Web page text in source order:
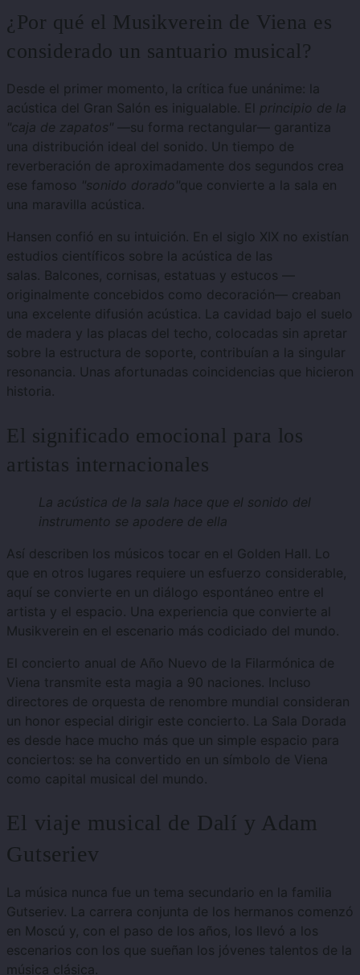
¿Por qué el Musikverein de Viena es
considerado un santuario musical?
Desde el primer momento, la crítica fue unánime: la
acústica del Gran Salón es inigualable. El principio de la
"caja de zapatos" —su forma rectangular— garantiza
una distribución ideal del sonido. Un tiempo de
reverberación de aproximadamente dos segundos crea
ese famoso "sonido dorado"que convierte a la sala en
una maravilla acústica.
Hansen confió en su intuición. En el siglo XIX no existían
estudios científicos sobre la acústica de las
salas. Balcones, cornisas, estatuas y estucos —
originalmente concebidos como decoración— creaban
una excelente difusión acústica. La cavidad bajo el suelo
de madera y las placas del techo, colocadas sin apretar
sobre la estructura de soporte, contribuían a la singular
resonancia. Unas afortunadas coincidencias que hicieron
historia.
El significado emocional para los
artistas internacionales
La acústica de la sala hace que el sonido del
instrumento se apodere de ella
Así describen los músicos tocar en el Golden Hall. Lo
que en otros lugares requiere un esfuerzo considerable,
aquí se convierte en un diálogo espontáneo entre el
artista y el espacio. Una experiencia que convierte al
Musikverein en el escenario más codiciado del mundo.
El concierto anual de Año Nuevo de la Filarmónica de
Viena transmite esta magia a 90 naciones. Incluso
directores de orquesta de renombre mundial consideran
un honor especial dirigir este concierto. La Sala Dorada
es desde hace mucho más que un simple espacio para
conciertos: se ha convertido en un símbolo de Viena
como capital musical del mundo.
El viaje musical de Dalí y Adam
Gutseriev
La música nunca fue un tema secundario en la familia
Gutseriev. La carrera conjunta de los hermanos comenzó
en Moscú y, con el paso de los años, los llevó a los
escenarios con los que sueñan los jóvenes talentos de la
música clásica.